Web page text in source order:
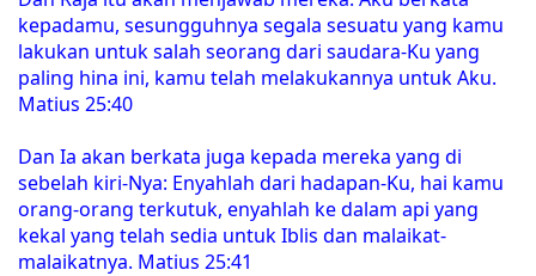
kepadamu, sesungguhnya segala sesuatu yang kamu
lakukan untuk salah seorang dari saudara-Ku yang
paling hina ini, kamu telah melakukannya untuk Aku.
Matius 25:40
Dan Ia akan berkata juga kepada mereka yang di
sebelah kiri-Nya: Enyahlah dari hadapan-Ku, hai kamu
orang-orang terkutuk, enyahlah ke dalam api yang
kekal yang telah sedia untuk Iblis dan malaikat-
malaikatnya. Matius 25:41